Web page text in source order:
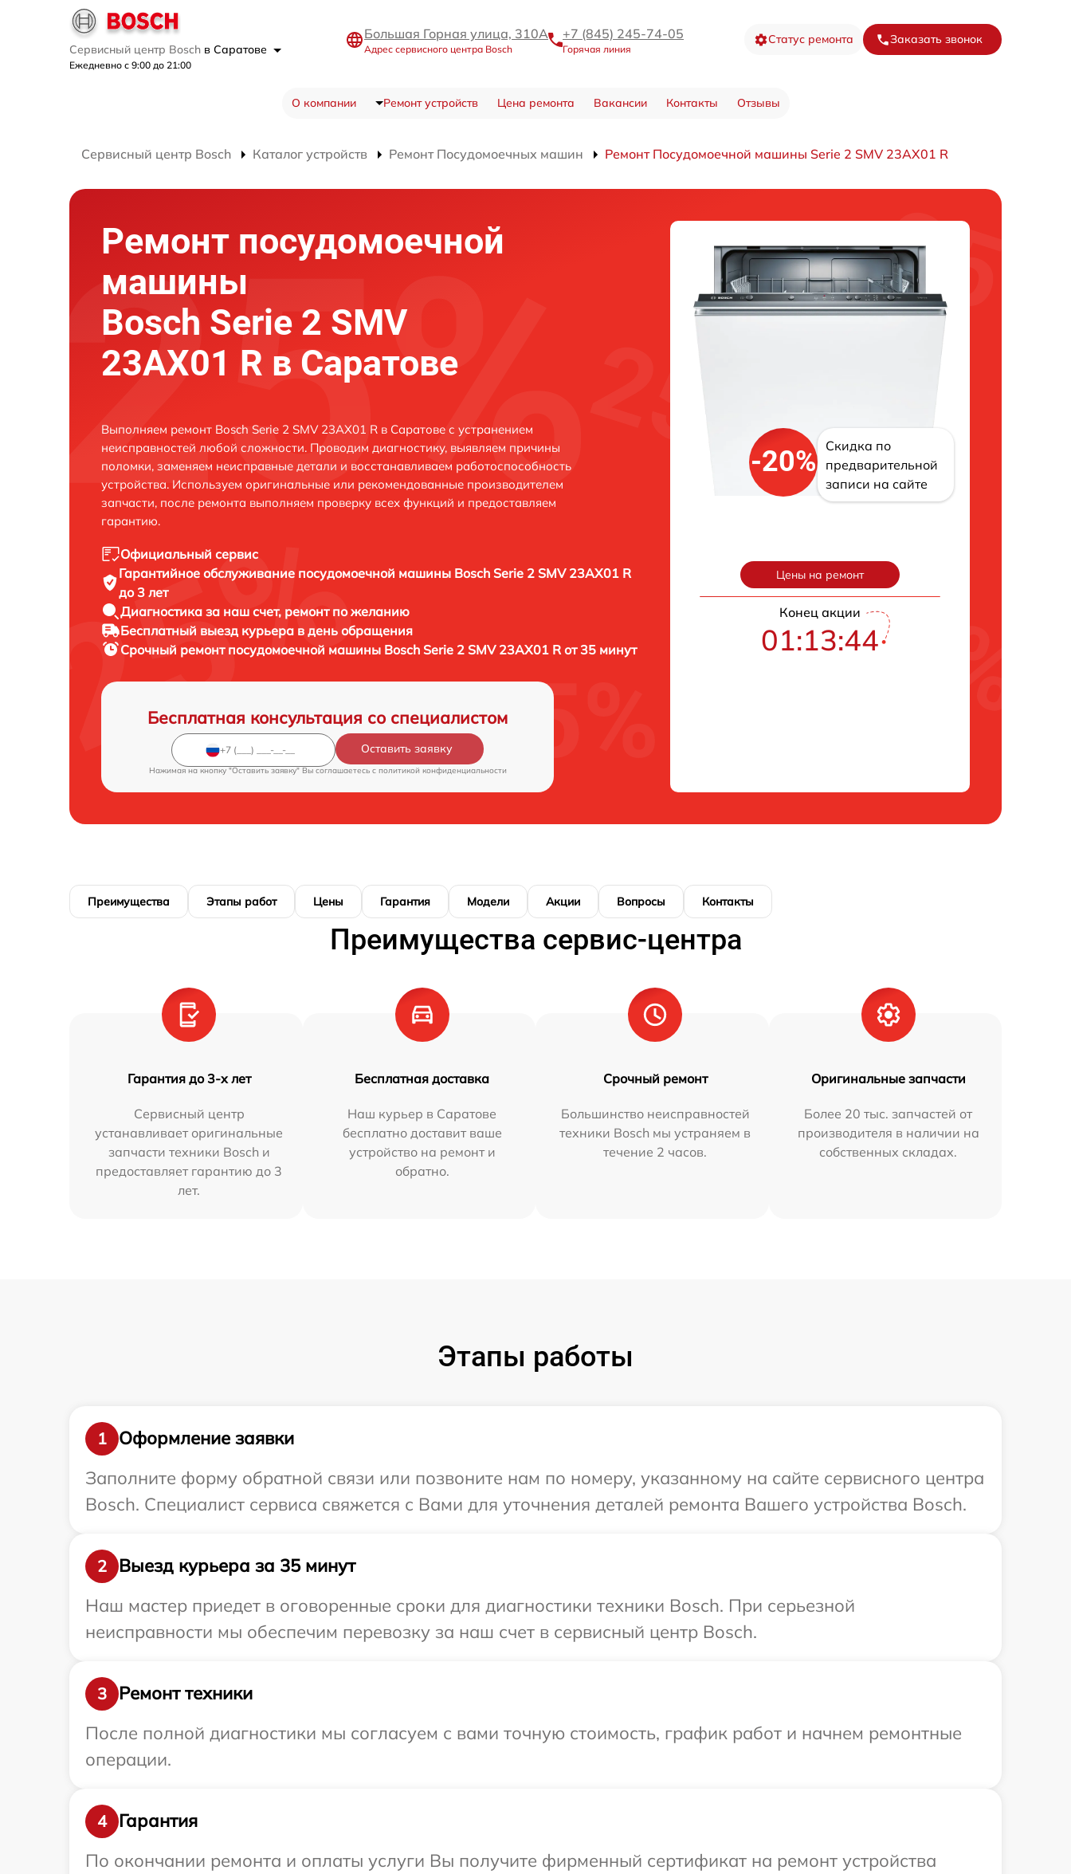
Сервисный центр Bosch в Саратове
Ежедневно с 9:00 до 21:00
Большая Горная улица, 310А
Адрес сервисного центра Bosch
+7 (845) 245-74-05
Горячая линия
Статус ремонта Заказать звонок
О компании Ремонт устройств Цена ремонта Вакансии Контакты Отзывы
Сервисный центр Bosch Каталог устройств Ремонт Посудомоечных машин Ремонт Посудомоечной машины Serie 2 SMV 23AX01 R
Ремонт посудомоечной
машины
Bosch Serie 2 SMV
23AX01 R в Саратове
Выполняем ремонт Bosch Serie 2 SMV 23AX01 R в Саратове с устранением
неисправностей любой сложности. Проводим диагностику, выявляем причины
поломки, заменяем неисправные детали и восстанавливаем работоспособность
устройства. Используем оригинальные или рекомендованные производителем
запчасти, после ремонта выполняем проверку всех функций и предоставляем
гарантию.
Официальный сервис
Гарантийное обслуживание посудомоечной машины Bosch Serie 2 SMV 23AX01 R
до 3 лет
Диагностика за наш счет, ремонт по желанию
Бесплатный выезд курьера в день обращения
Срочный ремонт посудомоечной машины Bosch Serie 2 SMV 23AX01 R от 35 минут
Бесплатная консультация со специалистом
Оставить заявку
Нажимая на кнопку "Оставить заявку" Вы соглашаетесь c политикой конфиденциальности
-20%
Скидка по
предварительной
записи на сайте
Цены на ремонт
Конец акции
01:13:43
Преимущества Этапы работ Цены Гарантия Модели Акции Вопросы Контакты
Преимущества сервис-центра
Гарантия до 3-х лет
Сервисный центр
устанавливает оригинальные
запчасти техники Bosch и
предоставляет гарантию до 3
лет.
Бесплатная доставка
Наш курьер в Саратове
бесплатно доставит ваше
устройство на ремонт и
обратно.
Срочный ремонт
Большинство неисправностей
техники Bosch мы устраняем в
течение 2 часов.
Оригинальные запчасти
Более 20 тыс. запчастей от
производителя в наличии на
собственных складах.
Этапы работы
1
Оформление заявки
Заполните форму обратной связи или позвоните нам по номеру, указанному на сайте сервисного центра
Bosch. Специалист сервиса свяжется с Вами для уточнения деталей ремонта Вашего устройства Bosch.
2
Выезд курьера за 35 минут
Наш мастер приедет в оговоренные сроки для диагностики техники Bosch. При серьезной
неисправности мы обеспечим перевозку за наш счет в сервисный центр Bosch.
3
Ремонт техники
После полной диагностики мы согласуем с вами точную стоимость, график работ и начнем ремонтные
операции.
4
Гарантия
По окончании ремонта и оплаты услуги Вы получите фирменный сертификат на ремонт устройства